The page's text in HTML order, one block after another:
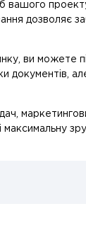
дозволяє
ви можете
але